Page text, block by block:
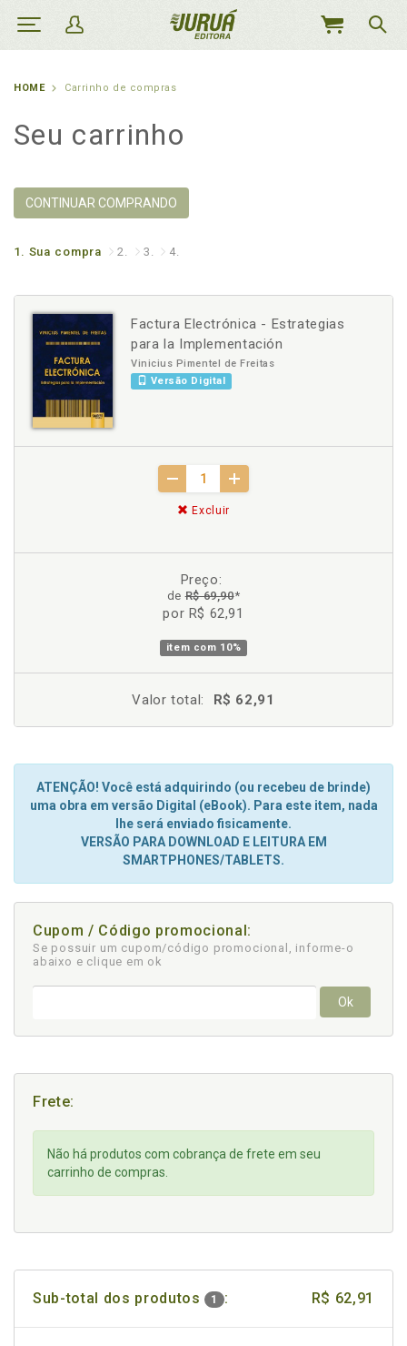
MEU
HOME Carrinho de compras
Seu carrinho
CONTINUAR COMPRANDO
1. Sua compra 2. 3. 4.
Factura Electrónica - Estrategias
para la Implementación
Vinicius Pimentel de Freitas
Versão Digital
Excluir
Preço:
deR$ 69,90*
por R$ 62,91
item com 10%
Valor total: R$ 62,91
ATENÇÃO! Você está adquirindo (ou recebeu de brinde)
uma obra em versão Digital (eBook). Para este item, nada
lhe será enviado fisicamente.
VERSÃO PARA DOWNLOAD E LEITURA EM
SMARTPHONES/TABLETS.
Cupom / Código promocional:
Se possuir um cupom/código promocional, informe-o
abaixo e clique em ok
Ok
Frete:
Não há produtos com cobrança de frete em seu
carrinho de compras.
Sub-total dos produtos 1 : R$ 62,91